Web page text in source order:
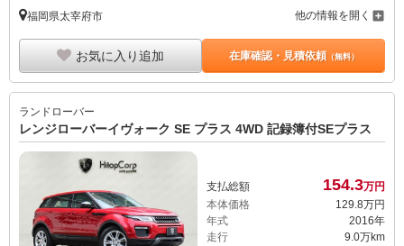
福岡県太宰府市 他の情報を開く
お気に入り追加 在庫確認・見積依頼（無料）
ランドローバー
レンジローバーイヴォーク SE プラス 4WD 記録簿付SEプラス
支払総額 154.3万円
本体価格
129.8万円
年式
2016年
走行
9.0万km